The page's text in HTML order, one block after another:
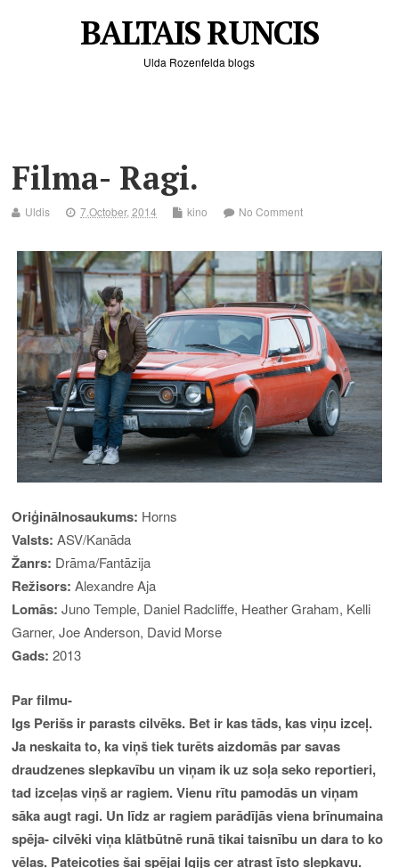
BALTAIS RUNCIS
Ulda Rozenfelda blogs
Filma- Ragi.
Uldis 7.October, 2014 kino No Comment
Oriģinālnosaukums: Horns
Valsts: ASV/Kanāda
Žanrs: Drāma/Fantāzija
Režisors: Alexandre Aja
Lomās: Juno Temple, Daniel Radcliffe, Heather Graham, Kelli
Garner, Joe Anderson, David Morse
Gads: 2013
Par filmu-
Igs Perišs ir parasts cilvēks. Bet ir kas tāds, kas viņu izceļ.
Ja neskaita to, ka viņš tiek turēts aizdomās par savas
draudzenes slepkavību un viņam ik uz soļa seko reportieri,
tad izceļas viņš ar ragiem. Vienu rītu pamodās un viņam
sāka augt ragi. Un līdz ar ragiem parādījās viena brīnumaina
spēja- cilvēki viņa klātbūtnē runā tikai taisnību un dara to ko
vēlas. Pateicoties šai spējai Igijs cer atrast īsto slepkavu.